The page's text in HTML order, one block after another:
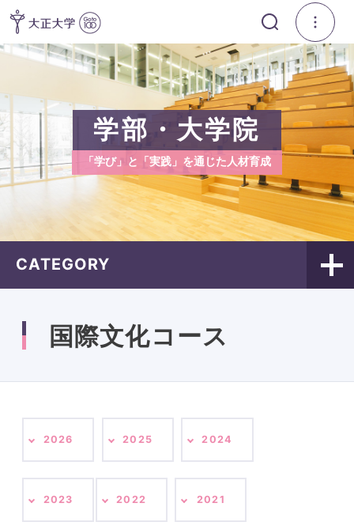
学部・大学院
「学び」と「実践」を通じた人材育成
CATEGORY
国際文化コース
2026 2025 2024
2023 2022 2021